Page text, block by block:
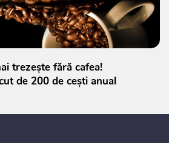
trezește fără cafea!
de 200 de cești anual